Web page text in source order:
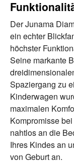
Der Junama
ein echter
höchster
Seine markante
Spaziergang zu
Kinderwagen
maximalen
Kompromisse
nahtlos an die
Ihres Kindes an
von Geburt an.